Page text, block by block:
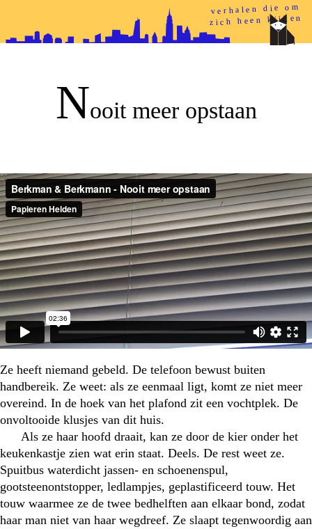
verhalen die om
zich heen kijken
Nooit meer opstaan
Ze heeft niemand gebeld. De telefoon bewust buiten
handbereik. Ze weet: als ze eenmaal ligt, komt ze niet meer
overeind. In de hoek van het plafond zit een vochtplek. De
onvoltooide klusjes van dit huis.
Als ze haar hoofd draait, kan ze door de kier onder het
keukenkastje zien wat erin staat. Deels. De rest weet ze.
Spuitbus waterdicht jassen- en schoenenspul,
gootsteenontstopper, ledlampjes, geplastificeerd touw. Het
touw waarmee ze de twee bedhelften aan elkaar bond, zodat
haar man niet van haar wegdreef. Ze slaapt tegenwoordig aan